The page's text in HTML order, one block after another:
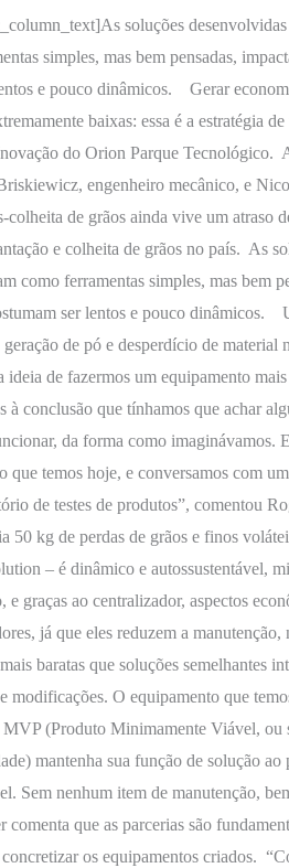
soluções
simples, mas bem pensadas,
e pouco dinâmicos. Gerar
baixas: essa é a estratégia
do Orion Parque Tecnológico.
engenheiro mecânico, e
colheita de grãos ainda vive um atraso
e colheita de grãos no país. As
como ferramentas simples, mas bem
ser lentos e pouco dinâmicos.
de pó e desperdício de
de fazermos um equipamento
à conclusão que tínhamos que achar
da forma como imaginávamos.
que temos hoje, e conversamos com
de testes de produtos”, comentou
50 kg de perdas de grãos e finos
– é dinâmico e autossustentável,
graças ao centralizador, aspectos
já que eles reduzem a
baratas que soluções semelhantes
modificações. O equipamento que
MVP (Produto Minimamente Viável,
mantenha sua função de solução
Sem nenhum item de manutenção,
que as parcerias são
os equipamentos criados.